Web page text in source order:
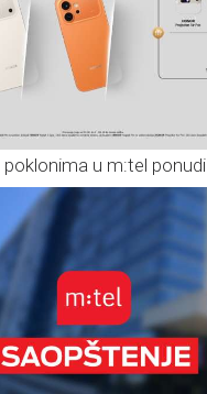
poklonima u m:tel ponudi